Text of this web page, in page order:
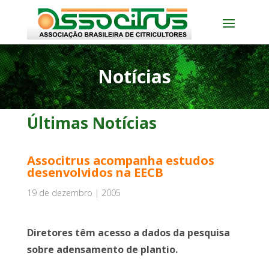
Notícias
Últimas Notícias
Associtrus acompanha estudos
desenvolvidos na EECB
19 de dezembro | 2005
Diretores têm acesso a dados da pesquisa
sobre adensamento de plantio.